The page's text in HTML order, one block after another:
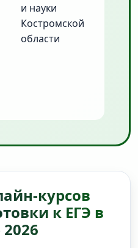
и науки
Костромской
области
курсов
к ЕГЭ в